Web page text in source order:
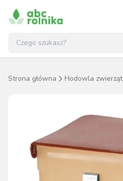
Strona główna Hodowla zwierząt